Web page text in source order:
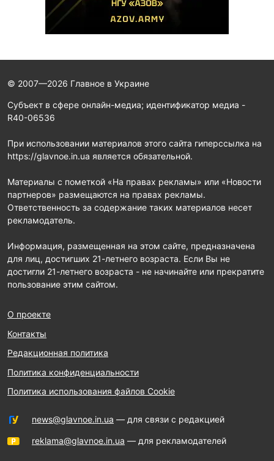
© 2007—2026 Главное в Украине
Субъект в сфере онлайн-медиа; идентификатор медиа -
R40-06536
При использовании материалов этого сайта гиперссылка на
https://glavnoe.in.ua является обязательной.
Материалы с пометкой «На правах рекламы» или «Новости
партнеров» размещаются на правах рекламы.
Ответственность за содержание таких материалов несет
рекламодатель.
Информация, размещенная на этом сайте, предназначена
для лиц, достигших 21-летнего возраста. Если Вы не
достигли 21-летнего возраста - не начинайте или прекратите
пользование этим сайтом.
О проекте
Контакты
Редакционная политика
Политика конфиденциальности
Политика использования файлов Cookie
news@glavnoe.in.ua — для связи с редакцией
reklama@glavnoe.in.ua — для рекламодателей